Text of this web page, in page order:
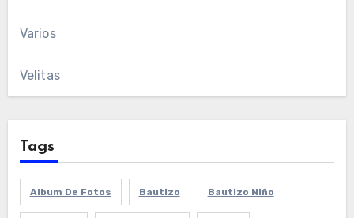
Varios
Velitas
Tags
Album De Fotos Bautizo Bautizo Niño